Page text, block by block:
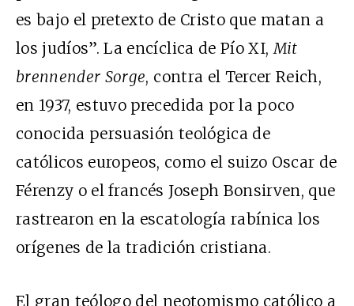
es bajo el pretexto de Cristo que matan a
los judíos”. La encíclica de Pío XI,Mit
brennender Sorge, contra el Tercer Reich,
en 1937, estuvo precedida por la poco
conocida persuasión teológica de
católicos europeos, como el suizo Oscar de
Férenzy o el francés Joseph Bonsirven, que
rastrearon en la escatología rabínica los
orígenes de la tradición cristiana.
El gran teólogo del neotomismo católico a